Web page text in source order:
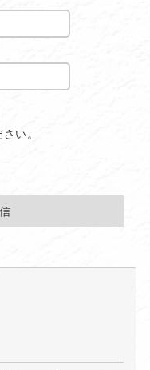
い。